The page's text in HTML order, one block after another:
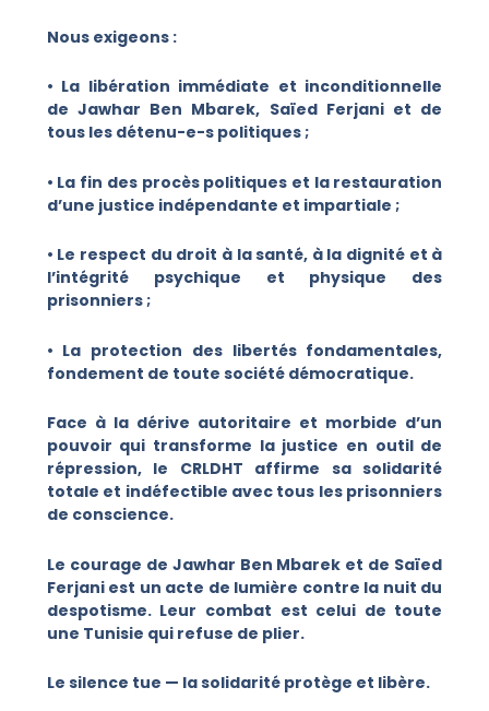
Nous exigeons :
• La libération immédiate et inconditionnelle
de Jawhar Ben Mbarek, Saïed Ferjani et de
tous les détenu-e-s politiques ;
• La fin des procès politiques et la restauration
d’une justice indépendante et impartiale ;
• Le respect du droit à la santé, à la dignité et à
l’intégrité psychique et physique des
prisonniers ;
• La protection des libertés fondamentales,
fondement de toute société démocratique.
Face à la dérive autoritaire et morbide d’un
pouvoir qui transforme la justice en outil de
répression, le CRLDHT affirme sa solidarité
totale et indéfectible avec tous les prisonniers
de conscience.
Le courage de Jawhar Ben Mbarek et de Saïed
Ferjani est un acte de lumière contre la nuit du
despotisme. Leur combat est celui de toute
une Tunisie qui refuse de plier.
Le silence tue — la solidarité protège et libère.